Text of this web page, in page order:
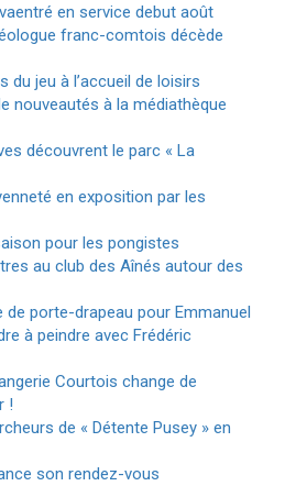
en service debut août
franc-comtois décède
du jeu à l’accueil de loisirs
nouveautés à la médiathèque
découvrent le parc « La
en exposition par les
pour les pongistes
au club des Aînés autour des
de porte-drapeau pour Emmanuel
à peindre avec Frédéric
Courtois change de
!
de « Détente Pusey » en
son rendez-vous